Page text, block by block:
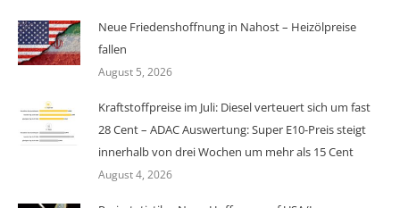
Neue Friedenshoffnung in Nahost – Heizölpreise
fallen
August 5, 2026
Kraftstoffpreise im Juli: Diesel verteuert sich um fast
28 Cent – ADAC Auswertung: Super E10-Preis steigt
innerhalb von drei Wochen um mehr als 15 Cent
August 4, 2026